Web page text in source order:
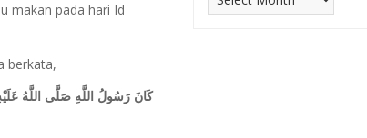
makan pada hari Id
berkata,
كَانَ رَسُولُ اللَّهِ صَلَّى اللَّهُ